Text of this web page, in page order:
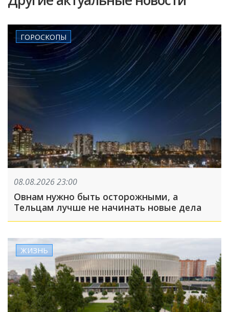
ГОРОСКОПЫ
08.08.2026 23:00
Овнам нужно быть осторожными, а
Тельцам лучше не начинать новые дела
ЖИЗНЬ